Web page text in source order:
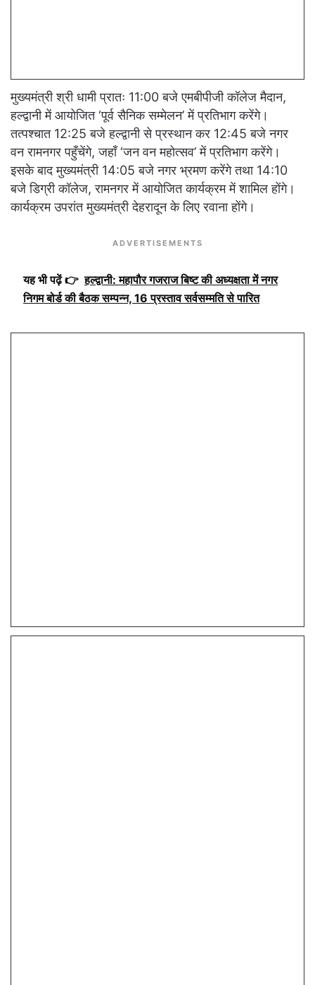
मुख्यमंत्री श्री धामी प्रातः 11:00 बजे एमबीपीजी कॉलेज मैदान,
हल्द्वानी में आयोजित ‘पूर्व सैनिक सम्मेलन’ में प्रतिभाग करेंगे।
तत्पश्चात 12:25 बजे हल्द्वानी से प्रस्थान कर 12:45 बजे नगर
वन रामनगर पहुँचेंगे, जहाँ ‘जन वन महोत्सव’ में प्रतिभाग करेंगे।
इसके बाद मुख्यमंत्री 14:05 बजे नगर भ्रमण करेंगे तथा 14:10
बजे डिग्री कॉलेज, रामनगर में आयोजित कार्यक्रम में शामिल होंगे।
कार्यक्रम उपरांत मुख्यमंत्री देहरादून के लिए रवाना होंगे।
ADVERTISEMENTS
यह भी पढ़ें 👉 हल्द्वानी: महापौर गजराज बिष्ट की अध्यक्षता में नगर
निगम बोर्ड की बैठक सम्पन्न, 16 प्रस्ताव सर्वसम्मति से पारित